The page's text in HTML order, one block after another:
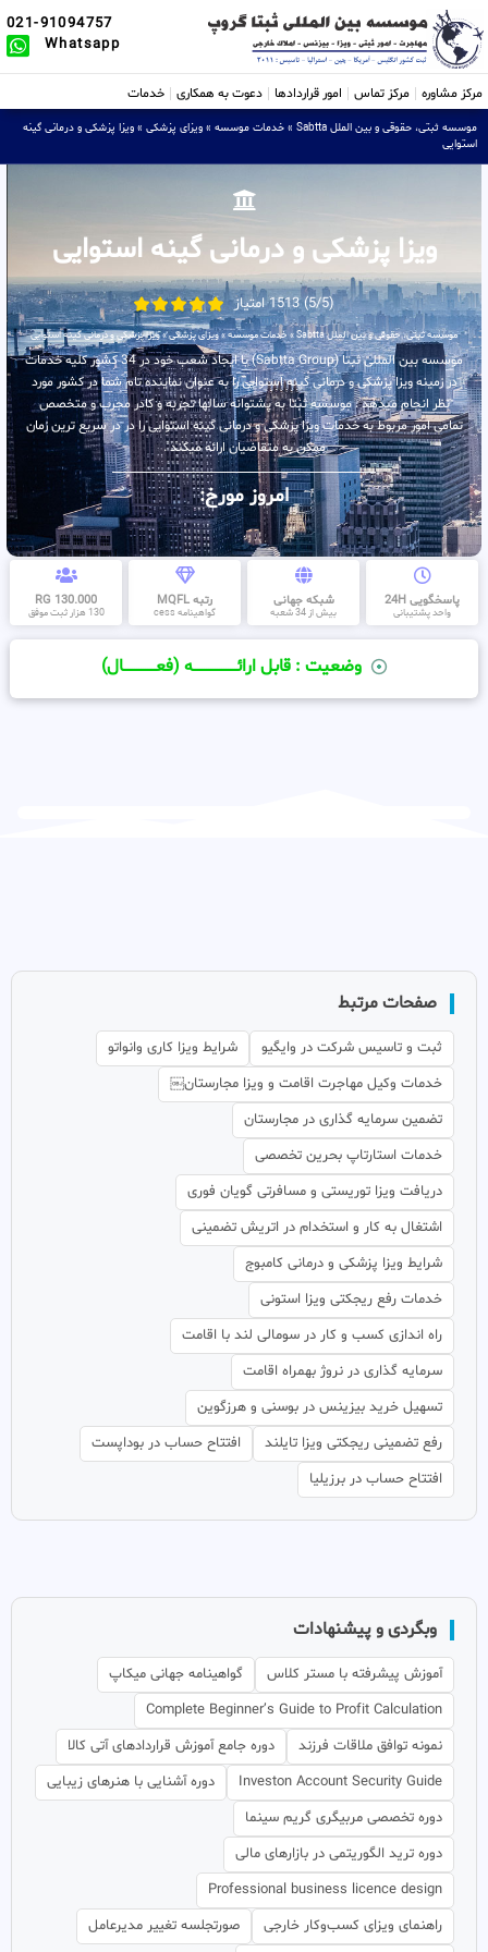
021-91094757
Whatsapp
مرکز مشاوره مرکز تماس امور قراردادها دعوت به همکاری خدمات
موسسه ثبتی، حقوقی و بین الملل Sabtta » خدمات موسسه » ویزای پزشکی » ویزا پزشکی و درمانی گینه
استوایی
ویزا پزشکی و درمانی گینه استوایی
(5/5) 1513 امتیاز
موسسه ثبتی، حقوقی و بین الملل Sabtta » خدمات موسسه»ویزای پزشکی»ویزا پزشکی و درمانی گینه استوایی
موسسه بین المللی ثبتا (Sabtta Group) با ایجاد شعب خود در 34 کشور کلیه خدمات
در زمینه ویزا پزشکی و درمانی گینه استوایی را به عنوان نماینده تام شما در کشور مورد
نظر انجام میدهد . موسسه ثبتا به پشتوانه سالها تجربه و کادر مجرب و متخصص
تمامی امور مربوط به خدمات ویزا پزشکی و درمانی گینه استوایی را در در سریع ترین زمان
ممکن به متقاضیان ارائه میکند .
امروز مورخ:
پاسخگویی 24H
واحد پشتیبانی
شبکه جهانی
بیش از 34 شعبه
رتبه MQFL
گواهینامه cess
130.000 RG
130 هزار ثبت موفق
وضعیت : قابل ارائــــــــــــــــــــه (فعـــــــــــــــال)
صفحات مرتبط
ثبت و تاسیس شرکت در وایگیو
شرایط ویزا کاری وانواتو
خدمات وکیل مهاجرت اقامت و ویزا مجارستان￼
تضمین سرمایه گذاری در مجارستان
خدمات استارتاپ بحرین تخصصی
دریافت ویزا توریستی و مسافرتی گویان فوری
اشتغال به کار و استخدام در اتریش تضمینی
شرایط ویزا پزشکی و درمانی کامبوج
خدمات رفع ریجکتی ویزا استونی
راه اندازی کسب و کار در سومالی لند با اقامت
سرمایه گذاری در نروژ بهمراه اقامت
تسهیل خرید بیزینس در بوسنی و هرزگوین
رفع تضمینی ریجکتی ویزا تایلند
افتتاح حساب در بوداپست
افتتاح حساب در برزیلیا
وبگردی و پیشنهادات
آموزش پیشرفته با مستر کلاس
گواهینامه جهانی میکاپ
Complete Beginner’s Guide to Profit Calculation
نمونه توافق ملاقات فرزند
دوره جامع آموزش قراردادهای آتی کالا
Investon Account Security Guide
دوره آشنایی با هنرهای زیبایی
دوره تخصصی مربیگری گریم سینما
دوره ترید الگوریتمی در بازارهای مالی
Professional business licence design
راهنمای ویزای کسب‌وکار خارجی
صورتجلسه تغییر مدیرعامل